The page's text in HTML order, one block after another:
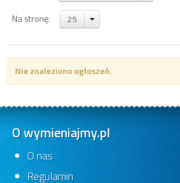
Na stronę: 25
Nie znaleziono ogłoszeń.
O wymieniajmy.pl
O nas
Regulamin